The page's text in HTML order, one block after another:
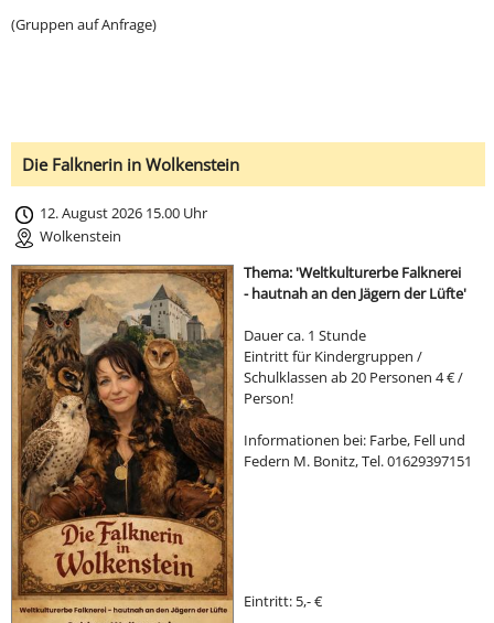
(Gruppen auf Anfrage)
Die Falknerin in Wolkenstein
12. August 2026 15.00 Uhr
Wolkenstein
Thema: 'Weltkulturerbe Falknerei
- hautnah an den Jägern der Lüfte'
Dauer ca. 1 Stunde
Eintritt für Kindergruppen /
Schulklassen ab 20 Personen 4 € /
Person!
Informationen bei: Farbe, Fell und
Federn M. Bonitz, Tel. 01629397151
Eintritt: 5,- €